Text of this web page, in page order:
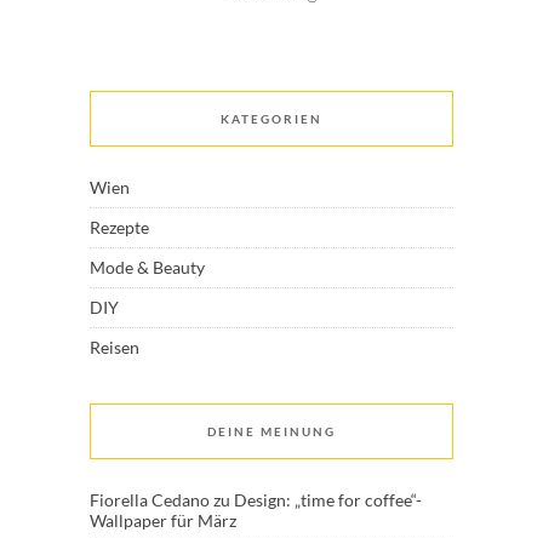
KATEGORIEN
Wien
Rezepte
Mode & Beauty
DIY
Reisen
DEINE MEINUNG
Fiorella Cedanozu Design: „time for coffee“-
Wallpaper für März